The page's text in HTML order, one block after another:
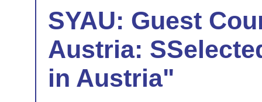
SYAU: Guest
Austria:
in Austria"